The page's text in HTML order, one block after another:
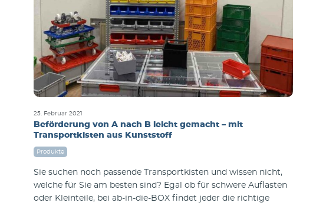
25. Februar 2021
Beförderung von A nach B leicht gemacht – mit
Transportkisten aus Kunststoff
Produkte
Sie suchen noch passende Transportkisten und wissen nicht,
welche für Sie am besten sind? Egal ob für schwere Auflasten
oder Kleinteile, bei ab-in-die-BOX findet jeder die richtige